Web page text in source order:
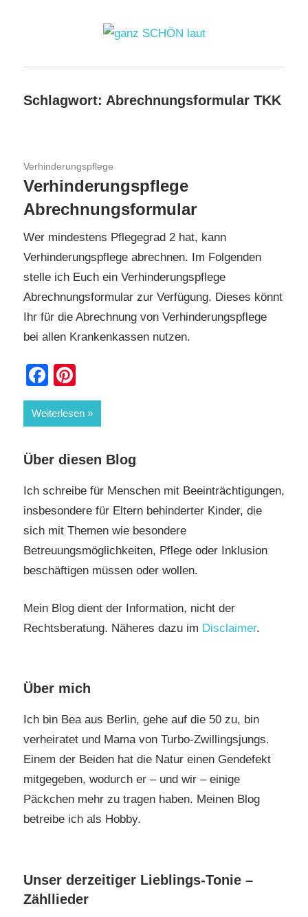
ganz
SCHÖN
Schlagwort: Abrechnungsformular TKK
19. Mai 2020
Verhinderungspflege
Verhinderungspflege
Abrechnungsformular
Wer mindestens Pflegegrad 2 hat, kann
Verhinderungspflege abrechnen. Im Folgenden
stelle ich Euch ein Verhinderungspflege
Abrechnungsformular zur Verfügung. Dieses könnt
Ihr für die Abrechnung von Verhinderungspflege
bei allen Krankenkassen nutzen.
Facebook
Weiterlesen
Über diesen Blog
Ich schreibe für Menschen mit Beeinträchtigungen,
insbesondere für Eltern behinderter Kinder, die
sich mit Themen wie besondere
Betreuungsmöglichkeiten, Pflege oder Inklusion
beschäftigen müssen oder wollen.
Mein Blog dient der Information, nicht der
Rechtsberatung. Näheres dazu im Disclaimer.
Über mich
Ich bin Bea aus Berlin, gehe auf die 50 zu, bin
verheiratet und Mama von Turbo-Zwillingsjungs.
Einem der Beiden hat die Natur einen Gendefekt
mitgegeben, wodurch er – und wir – einige
Päckchen mehr zu tragen haben. Meinen Blog
betreibe ich als Hobby.
Unser derzeitiger Lieblings-Tonie –
Zähllieder